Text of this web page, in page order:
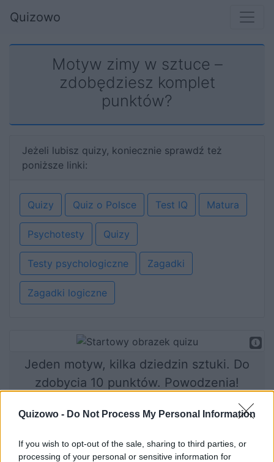
Quizowo - Do Not Process My Personal Information
If you wish to opt-out of the sale, sharing to third parties, or
processing of your personal or sensitive information for
Quizowo
Motyw zimy w sztuce –
zdobędziesz komplet
punktów?
Jeżeli lubisz quizy, koniecznie sprawdź też
poniższe linki:
Quizy Quiz o Polsce Test IQ Matura
Psychotesty Quizy
Testy psychologiczne Zagadki
Zagadki logiczne
Jeden motyw, kilka dziedzin sztuki. Do
zdobycia 10 punktów. Powodzenia!
Rozpocznij quiz